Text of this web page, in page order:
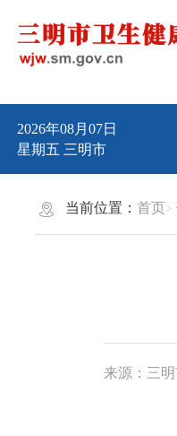
2026年08月07日
星期五 三明市
当前位置：首页
来源：三